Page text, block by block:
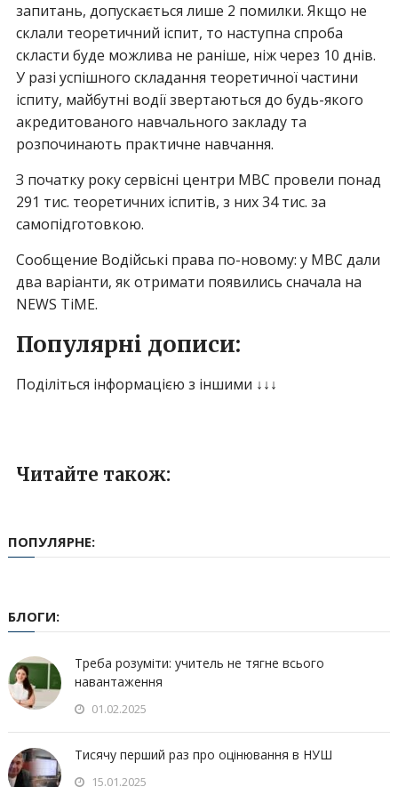
запитань, допускається лише 2 помилки. Якщо не
склали теоретичний іспит, то наступна спроба
скласти буде можлива не раніше, ніж через 10 днів.
У разі успішного складання теоретичної частини
іспиту, майбутні водії звертаються до будь-якого
акредитованого навчального закладу та
розпочинають практичне навчання.
З початку року сервісні центри МВС провели понад
291 тис. теоретичних іспитів, з них 34 тис. за
самопідготовкою.
Сообщение Водійські права по-новому: у МВС дали
два варіанти, як отримати появились сначала на
NEWS TiME.
Популярні дописи:
Поділіться інформацією з іншими ↓↓↓
Читайте також:
ПОПУЛЯРНЕ:
БЛОГИ:
Треба розуміти: учитель не тягне всього
навантаження
01.02.2025
Тисячу перший раз про оцінювання в НУШ
15.01.2025